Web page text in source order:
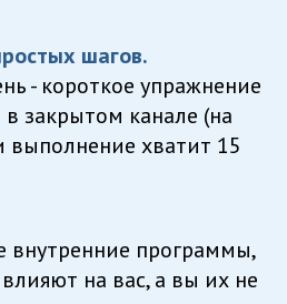
шагов.
- короткое упражнение
в закрытом канале (на
выполнение хватит 15
внутренние программы,
на вас, а вы их не